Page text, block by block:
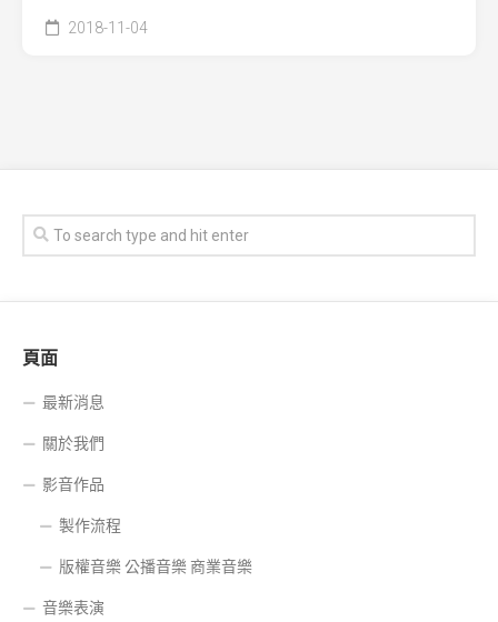
2018-11-04
頁面
最新消息
關於我們
影音作品
製作流程
版權音樂 公播音樂 商業音樂
音樂表演